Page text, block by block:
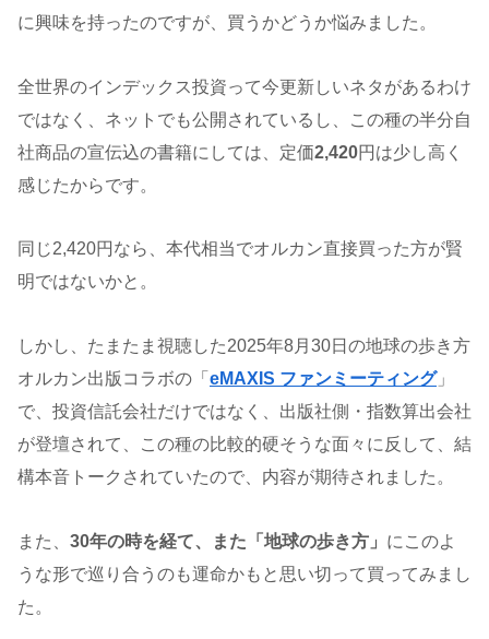
に興味を持ったのですが、買うかどうか悩みました。
全世界のインデックス投資って今更新しいネタがあるわけ
ではなく、ネットでも公開されているし、この種の半分自
社商品の宣伝込の書籍にしては、定価2,420円は少し高く
感じたからです。
同じ2,420円なら、本代相当でオルカン直接買った方が賢
明ではないかと。
しかし、たまたま視聴した2025年8月30日の地球の歩き方
オルカン出版コラボの「 eMAXIS ファンミーティング」
で、投資信託会社だけではなく、出版社側・指数算出会社
が登壇されて、この種の比較的硬そうな面々に反して、結
構本音トークされていたので、内容が期待されました。
また、 30年の時を経て、また「地球の歩き方」 にこのよ
うな形で巡り合うのも運命かもと思い切って買ってみまし
た。